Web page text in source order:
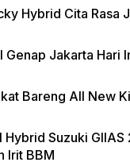
Hybrid Cita Rasa
Genap Jakarta Hari
Bareng All New
Hybrid Suzuki
Irit BBM